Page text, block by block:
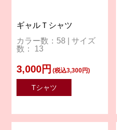
ギャルＴシャツ
カラー数：58 | サイズ
数： 13
3,000円 (税込3,300円)
Tシャツ